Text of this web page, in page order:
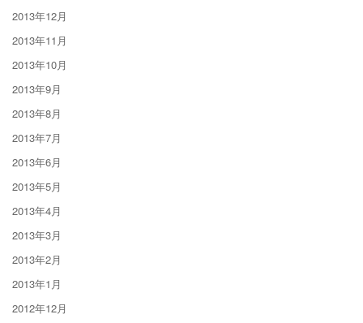
2013年12月
2013年11月
2013年10月
2013年9月
2013年8月
2013年7月
2013年6月
2013年5月
2013年4月
2013年3月
2013年2月
2013年1月
2012年12月